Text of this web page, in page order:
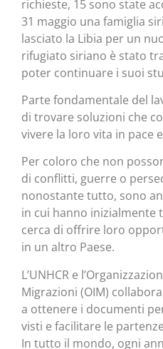
richieste, 15 sono state
31 maggio una famiglia
lasciato la Libia per un
rifugiato siriano è stato
poter continuare i suoi
Parte fondamentale del
di trovare soluzioni che
vivere la loro vita in pace
Per coloro che non
di conflitti, guerre o
nonostante tutto, sono
in cui hanno inizialmente
cerca di offrire loro
in un altro Paese.
L’UNHCR e
Migrazioni (OIM)
a ottenere i documenti
visti e facilitare le
In tutto il mondo, ogni